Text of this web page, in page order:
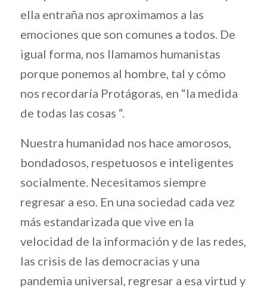
ella entraña nos aproximamos a las
emociones que son comunes a todos. De
igual forma, nos llamamos humanistas
porque ponemos al hombre, tal y cómo
nos recordaría Protágoras, en “la medida
de todas las cosas “.
Nuestra humanidad nos hace amorosos,
bondadosos, respetuosos e inteligentes
socialmente. Necesitamos siempre
regresar a eso. En una sociedad cada vez
más estandarizada que vive en la
velocidad de la información y de las redes,
las crisis de las democracias y una
pandemia universal, regresar a esa virtud y